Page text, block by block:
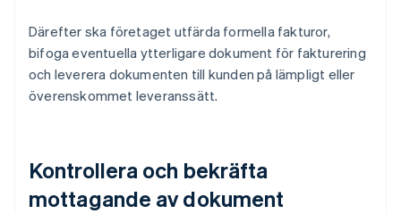
Därefter ska företaget utfärda formella fakturor,
bifoga eventuella ytterligare dokument för fakturering
och leverera dokumenten till kunden på lämpligt eller
överenskommet leveranssätt.
Kontrollera och bekräfta
mottagande av dokument